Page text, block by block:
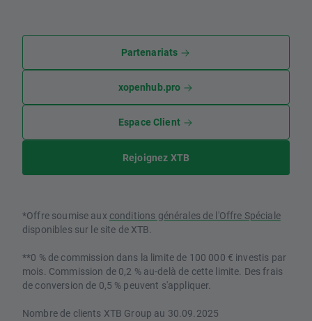
Partenariats
xopenhub.pro
Espace Client
Rejoignez XTB
*Offre soumise aux conditions générales de l'Offre Spéciale
disponibles sur le site de XTB.
**0 % de commission dans la limite de 100 000 € investis par
mois. Commission de 0,2 % au-delà de cette limite. Des frais
de conversion de 0,5 % peuvent s'appliquer.
Nombre de clients XTB Group au 30.09.2025